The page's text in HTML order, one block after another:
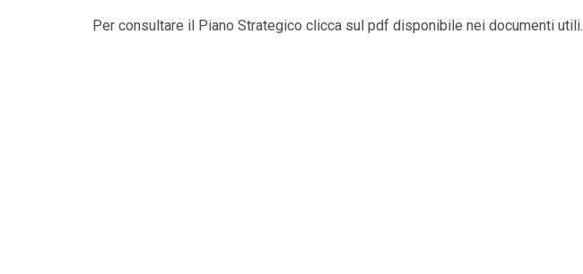
Per consultare il Piano Strategico clicca sul pdf disponibile nei documenti utili.